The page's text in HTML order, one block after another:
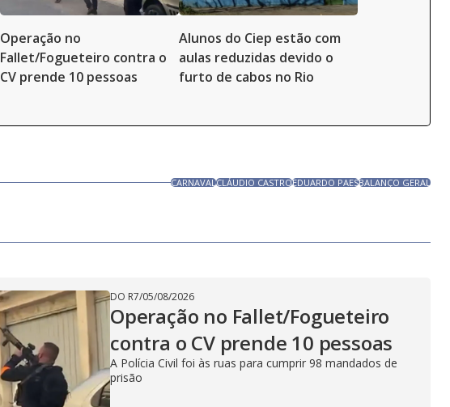
Operação no
Fallet/Fogueteiro contra o
CV prende 10 pessoas
Alunos do Ciep estão com
aulas reduzidas devido o
furto de cabos no Rio
CARNAVALCLÁUDIO CASTROEDUARDO PAESBALANÇO GERAL
DO R7/05/08/2026
Operação no Fallet/Fogueteiro
contra o CV prende 10 pessoas
A Polícia Civil foi às ruas para cumprir 98 mandados de
prisão